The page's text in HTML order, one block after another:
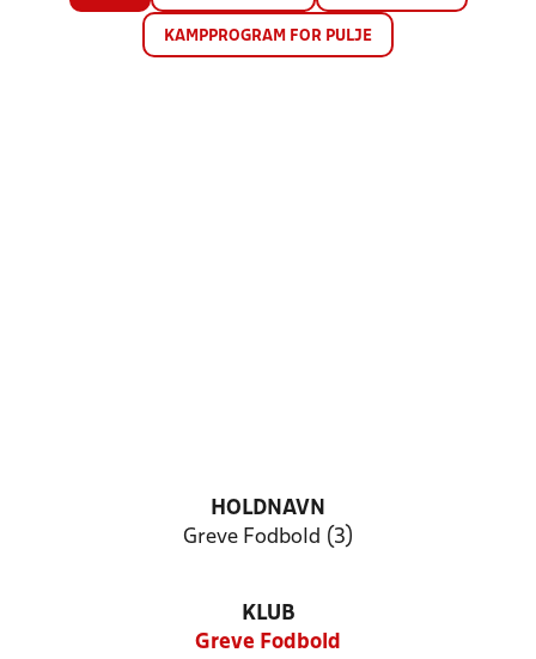
KAMPPROGRAM FOR PULJE
HOLDNAVN
Greve Fodbold (3)
KLUB
Greve Fodbold